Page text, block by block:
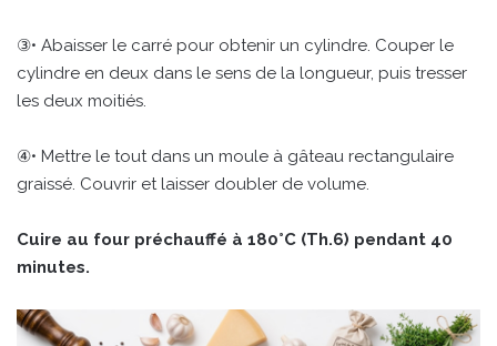
③• Abaisser le carré pour obtenir un cylindre. Couper le
cylindre en deux dans le sens de la longueur, puis tresser
les deux moitiés.
④• Mettre le tout dans un moule à gâteau rectangulaire
graissé. Couvrir et laisser doubler de volume.
Cuire au four préchauffé à 180°C (Th.6) pendant 40
minutes.